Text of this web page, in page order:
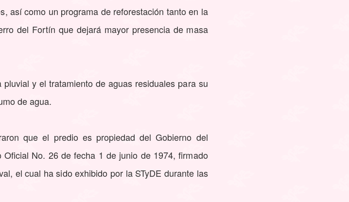
así como un programa de reforestación tanto en la
del Fortín que dejará mayor presencia de masa
y el tratamiento de aguas residuales para su
de agua.
que el predio es propiedad del Gobierno del
No. 26 de fecha 1 de junio de 1974, firmado
el cual ha sido exhibido por la STyDE durante las